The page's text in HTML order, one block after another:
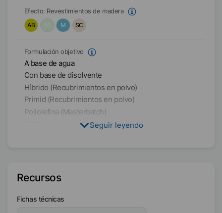
Efecto: Revestimientos de madera
AB
M SC
Formulación objetivo
A base de agua
Con base de disolvente
Híbrido (Recubrimientos en polvo)
Primid (Recubrimientos en polvo)
Poliolefina (Masterbatch)
Tipo
Seguir leyendo
Recursos
Fichas técnicas